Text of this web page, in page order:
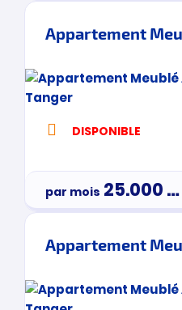
DISPONIBLE
par mois 25.000Dh